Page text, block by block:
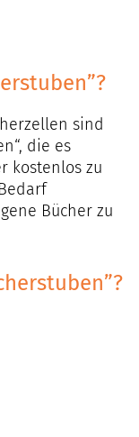
sind
die es
kostenlos zu
Bücher zu